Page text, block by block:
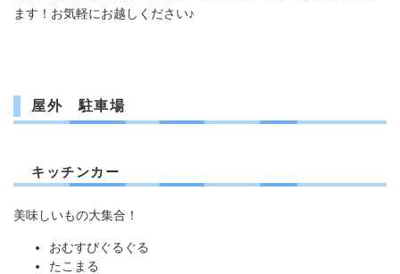
ます！お気軽にお越しください♪
屋外 駐車場
キッチンカー
美味しいもの大集合！
おむすびぐるぐる
たこまる